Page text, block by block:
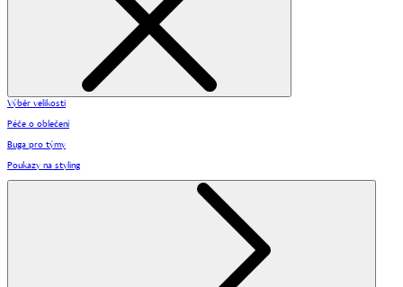
Výběr velikosti
Péče o oblečení
Buga pro týmy
Poukazy na styling